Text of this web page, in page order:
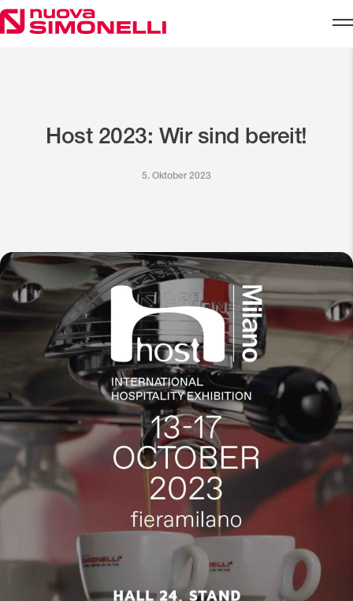
Skip to content
Host 2023: Wir sind bereit!
5. Oktober 2023